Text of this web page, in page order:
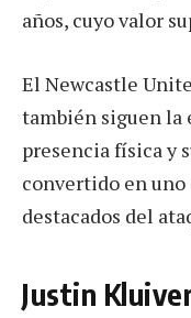
años, cuyo valor
El Newcastle
también siguen la
presencia física y
convertido en uno
destacados del
Justin